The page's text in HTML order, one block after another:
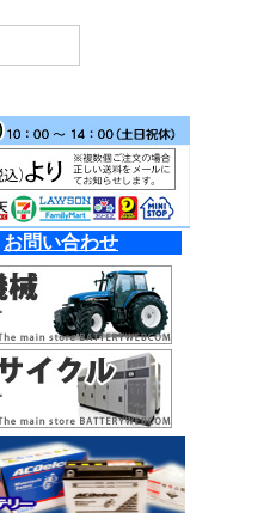
お問い合わせ